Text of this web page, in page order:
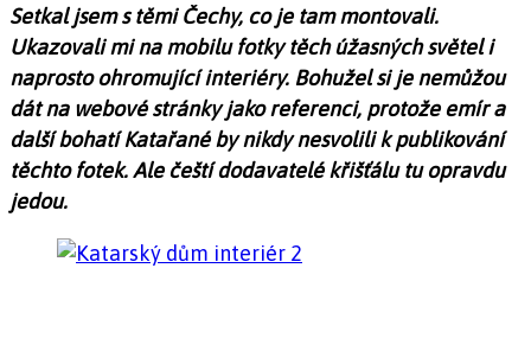
Setkal jsem s těmi Čechy, co je tam montovali.
Ukazovali mi na mobilu fotky těch úžasných světel i
naprosto ohromující interiéry. Bohužel si je nemůžou
dát na webové stránky jako referenci, protože emír a
další bohatí Katařané by nikdy nesvolili k publikování
těchto fotek. Ale čeští dodavatelé křišťálu tu opravdu
jedou.